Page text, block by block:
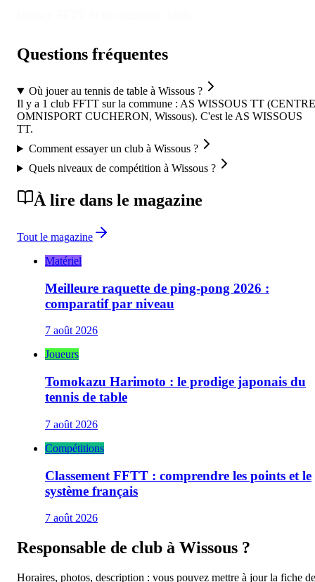
Questions fréquentes
Où jouer au tennis de table à Wissous ?
Il y a 1 club FFTT sur la commune : AS WISSOUS TT (CENTRE
OMNISPORT CUCHERON, Wissous). C'est le AS WISSOUS
TT.
Comment essayer un club à Wissous ?
Quels niveaux de compétition à Wissous ?
À lire dans le magazine
Tout le magazine
Matériel
Meilleure raquette de ping-pong 2026 :
comparatif par niveau
7 août 2026
Joueurs
Tomokazu Harimoto : le prodige japonais du
tennis de table
7 août 2026
Compétitions
Classement FFTT : comprendre les points et le
système français
7 août 2026
Responsable de club à Wissous ?
Horaires, photos, description : vous pouvez mettre à jour la fiche de